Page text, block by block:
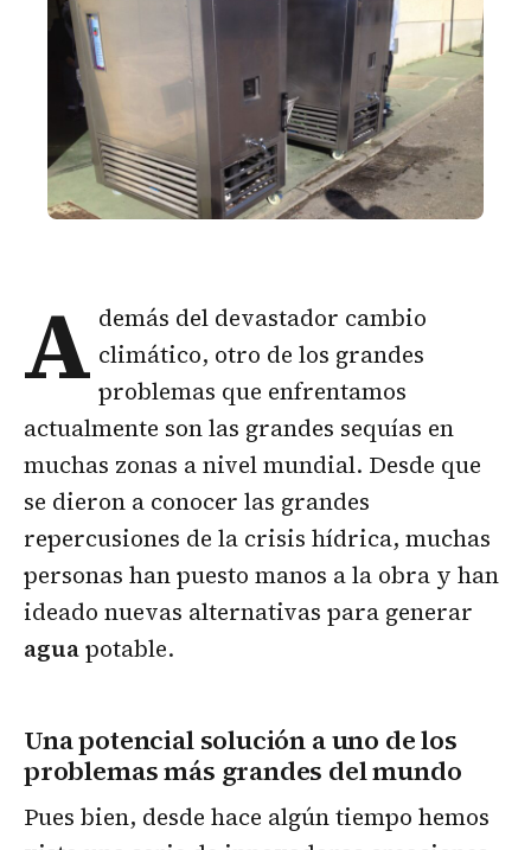
A demás del devastador cambio
climático, otro de los grandes
problemas que enfrentamos
actualmente son las grandes sequías en
muchas zonas a nivel mundial. Desde que
se dieron a conocer las grandes
repercusiones de la crisis hídrica, muchas
personas han puesto manos a la obra y han
ideado nuevas alternativas para generar
aguapotable.
Una potencial solución a uno de los
problemas más grandes del mundo
Pues bien, desde hace algún tiempo hemos